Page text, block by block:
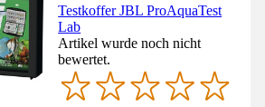
Testkoffer JBL ProAquaTest
Lab
Artikel wurde noch nicht
bewertet.